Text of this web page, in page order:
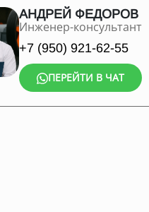
АНДРЕЙ ФЕДОРОВ
Инженер-консультант
+7 (950) 921-62-55
ПЕРЕЙТИ В ЧАТ